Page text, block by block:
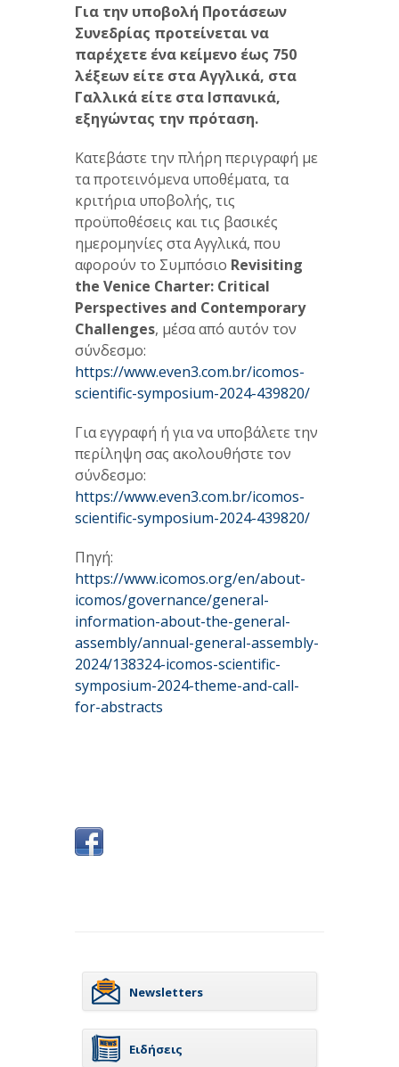
Για την υποβολή Προτάσεων
Συνεδρίας προτείνεται να
παρέχετε ένα κείμενο έως 750
λέξεων είτε στα Αγγλικά, στα
Γαλλικά είτε στα Ισπανικά,
εξηγώντας την πρόταση.
Κατεβάστε την πλήρη περιγραφή με
τα προτεινόμενα υποθέματα, τα
κριτήρια υποβολής, τις
προϋποθέσεις και τις βασικές
ημερομηνίες στα Αγγλικά, που
αφορούν το Συμπόσιο Revisiting
the Venice Charter: Critical
Perspectives and Contemporary
Challenges, μέσα από αυτόν τον
σύνδεσμο:
https://www.even3.com.br/icomos-
scientific-symposium-2024-439820/
Για εγγραφή ή για να υποβάλετε την
περίληψη σας ακολουθήστε τον
σύνδεσμο:
https://www.even3.com.br/icomos-
scientific-symposium-2024-439820/
Πηγή:
https://www.icomos.org/en/about-
icomos/governance/general-
information-about-the-general-
assembly/annual-general-assembly-
2024/138324-icomos-scientific-
symposium-2024-theme-and-call-
for-abstracts
Newsletters
Ειδήσεις